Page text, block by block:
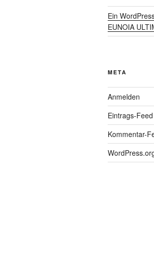
Ein
EUNOIA
META
Anmelden
Eintrags-Feed
Kommentar-